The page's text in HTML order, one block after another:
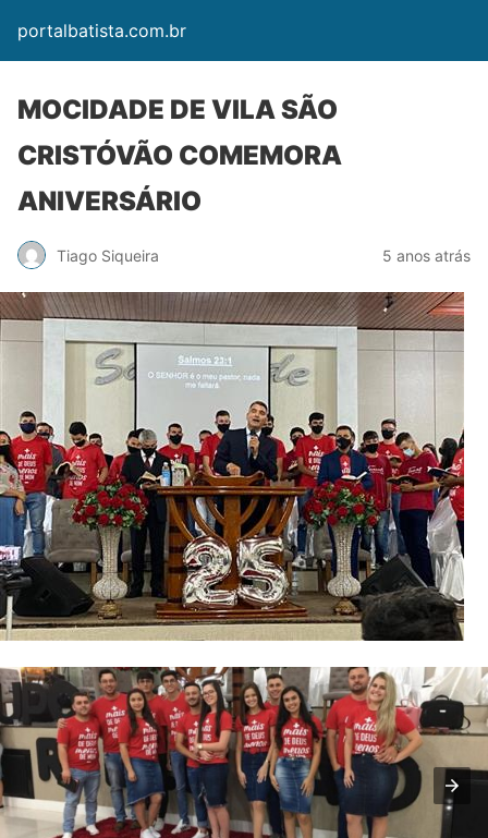
portalbatista.com.br
MOCIDADE DE VILA SÃO
CRISTÓVÃO COMEMORA
ANIVERSÁRIO
Tiago Siqueira 5 anos atrás